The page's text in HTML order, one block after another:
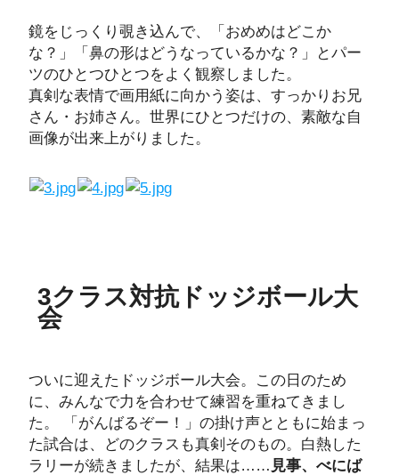
鏡をじっくり覗き込んで、「おめめはどこか
な？」「鼻の形はどうなっているかな？」とパー
ツのひとつひとつをよく観察しました。
真剣な表情で画用紙に向かう姿は、すっかりお兄
さん・お姉さん。世界にひとつだけの、素敵な自
画像が出来上がりました。
3クラス対抗ドッジボール大
会
ついに迎えたドッジボール大会。この日のため
に、みんなで力を合わせて練習を重ねてきまし
た。 「がんばるぞー！」の掛け声とともに始まっ
た試合は、どのクラスも真剣そのもの。白熱した
ラリーが続きましたが、結果は…… 見事、べにば